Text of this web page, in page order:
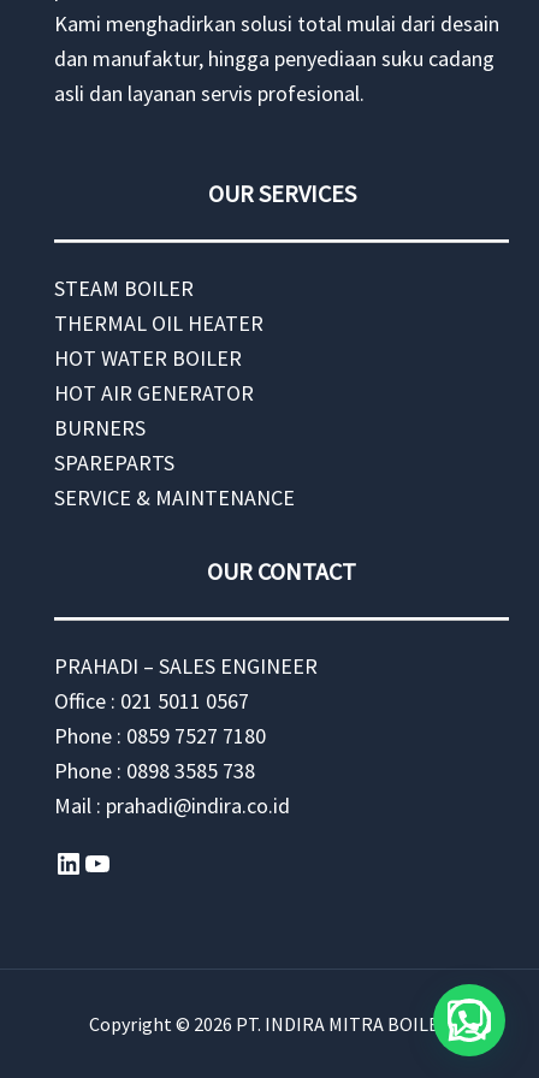
Kami menghadirkan solusi total mulai dari desain
dan manufaktur, hingga penyediaan suku cadang
asli dan layanan servis profesional.
OUR SERVICES
STEAM BOILER
THERMAL OIL HEATER
HOT WATER BOILER
HOT AIR GENERATOR
BURNERS
SPAREPARTS
SERVICE & MAINTENANCE
OUR CONTACT
PRAHADI – SALES ENGINEER
Office : 021 5011 0567
Phone : 0859 7527 7180
Phone : 0898 3585 738
Mail : prahadi@indira.co.id
LinkedIn YouTube
Copyright © 2026 PT. INDIRA MITRA BOILER